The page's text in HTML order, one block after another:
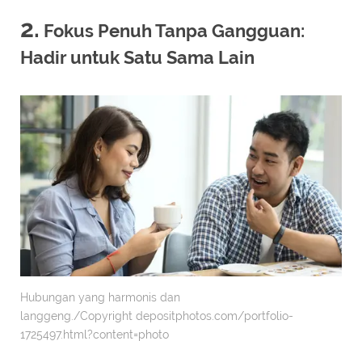
2. Fokus Penuh Tanpa Gangguan:
Hadir untuk Satu Sama Lain
Hubungan yang harmonis dan
langgeng./Copyright depositphotos.com/portfolio-
1725497.html?content=photo